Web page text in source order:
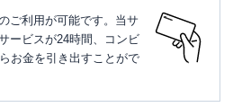
ご利用が可能です。当サ
ービスが24時間、コンビ
お金を引き出すことがで